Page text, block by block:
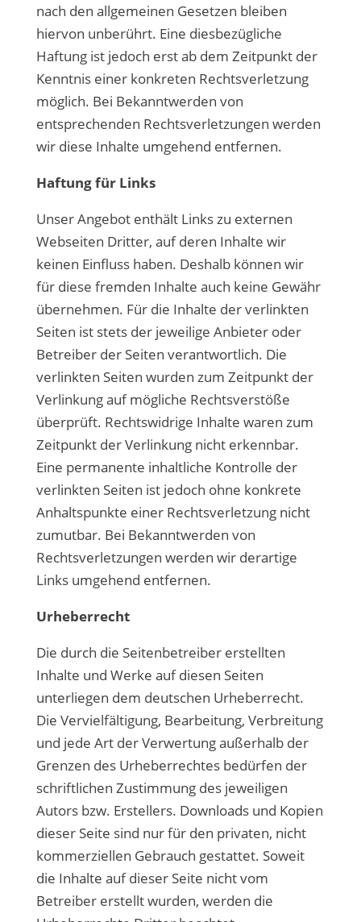
nach den allgemeinen Gesetzen bleiben
hiervon unberührt. Eine diesbezügliche
Haftung ist jedoch erst ab dem Zeitpunkt der
Kenntnis einer konkreten Rechtsverletzung
möglich. Bei Bekanntwerden von
entsprechenden Rechtsverletzungen werden
wir diese Inhalte umgehend entfernen.
Haftung für Links
Unser Angebot enthält Links zu externen
Webseiten Dritter, auf deren Inhalte wir
keinen Einfluss haben. Deshalb können wir
für diese fremden Inhalte auch keine Gewähr
übernehmen. Für die Inhalte der verlinkten
Seiten ist stets der jeweilige Anbieter oder
Betreiber der Seiten verantwortlich. Die
verlinkten Seiten wurden zum Zeitpunkt der
Verlinkung auf mögliche Rechtsverstöße
überprüft. Rechtswidrige Inhalte waren zum
Zeitpunkt der Verlinkung nicht erkennbar.
Eine permanente inhaltliche Kontrolle der
verlinkten Seiten ist jedoch ohne konkrete
Anhaltspunkte einer Rechtsverletzung nicht
zumutbar. Bei Bekanntwerden von
Rechtsverletzungen werden wir derartige
Links umgehend entfernen.
Urheberrecht
Die durch die Seitenbetreiber erstellten
Inhalte und Werke auf diesen Seiten
unterliegen dem deutschen Urheberrecht.
Die Vervielfältigung, Bearbeitung, Verbreitung
und jede Art der Verwertung außerhalb der
Grenzen des Urheberrechtes bedürfen der
schriftlichen Zustimmung des jeweiligen
Autors bzw. Erstellers. Downloads und Kopien
dieser Seite sind nur für den privaten, nicht
kommerziellen Gebrauch gestattet. Soweit
die Inhalte auf dieser Seite nicht vom
Betreiber erstellt wurden, werden die